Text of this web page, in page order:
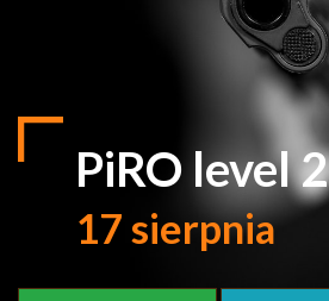
PiRO level 2
17 sierpnia